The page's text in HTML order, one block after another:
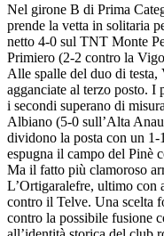
Nel girone B di Prima
prende la vetta in solitaria
netto 4-0 sul TNT Monte
Primiero (2-2 contro la
Alle spalle del duo di testa,
agganciate al terzo posto.
i secondi superano di
Albiano (5-0 sull’Alta
dividono la posta con un
espugna il campo del Pinè
Ma il fatto più clamoroso
L’Ortigaralefre, ultimo con
contro il Telve. Una scelta
contro la possibile fusione